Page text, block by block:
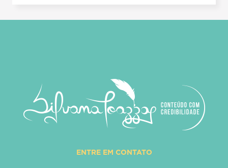
ENTRE EM CONTATO